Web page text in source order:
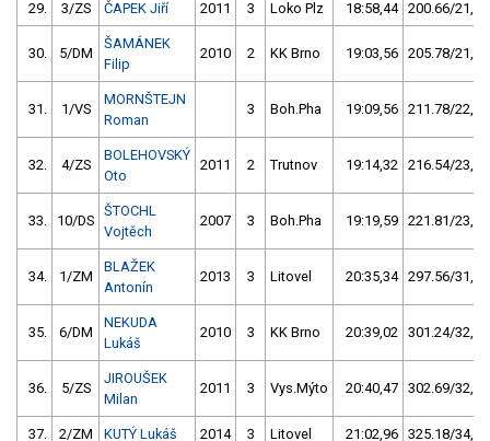
29. 3/ZS ČAPEK Jiří 2011 3 Loko Plz 18:58,44 200.66/21,4
30. 5/DM
ŠAMÁNEK
Filip
2010 2 KK Brno 19:03,56 205.78/21,9
31. 1/VS
MORNŠTEJN
Roman
3 Boh.Pha 19:09,56 211.78/22,6
32. 4/ZS
BOLEHOVSKÝ
Oto
2011 2 Trutnov 19:14,32 216.54/23,1
33. 10/DS
ŠTOCHL
Vojtěch
2007 3 Boh.Pha 19:19,59 221.81/23,7
34. 1/ZM
BLAŽEK
Antonín
2013 3 Litovel 20:35,34 297.56/31,7
35. 6/DM
NEKUDA
Lukáš
2010 3 KK Brno 20:39,02 301.24/32,1
36. 5/ZS
JIROUŠEK
Milan
2011 3 Vys.Mýto 20:40,47 302.69/32,3
37. 2/ZM KUTÝ Lukáš 2014 3 Litovel 21:02,96 325.18/34,7